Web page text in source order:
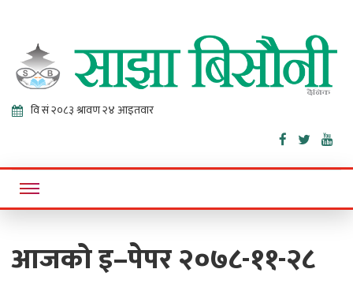
Sajha
Bisaunee
Online News Portal
आजको इ–पेपर २०७८-११-२८